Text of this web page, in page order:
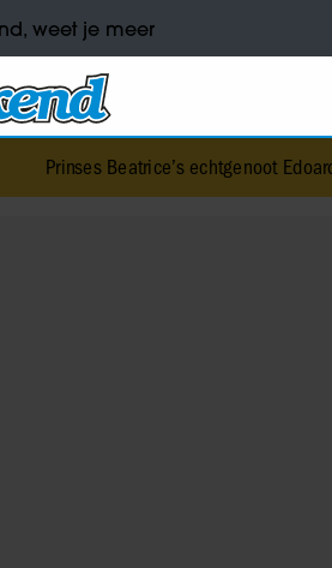
weet je meer
echtgenoot Edoardo ontkent